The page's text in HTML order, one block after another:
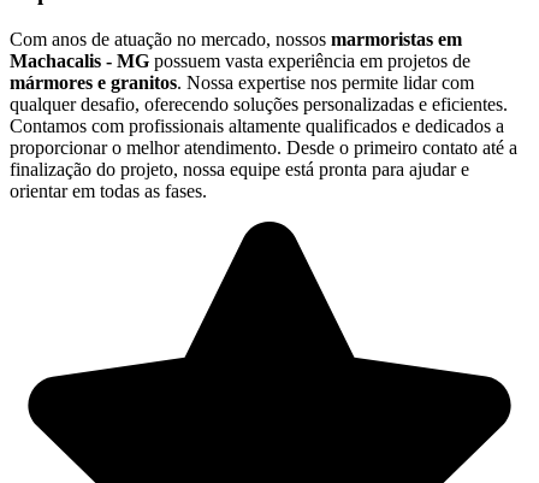
Com anos de atuação no mercado, nossos marmoristas em
Machacalis - MG possuem vasta experiência em projetos de
mármores e granitos. Nossa expertise nos permite lidar com
qualquer desafio, oferecendo soluções personalizadas e eficientes.
Contamos com profissionais altamente qualificados e dedicados a
proporcionar o melhor atendimento. Desde o primeiro contato até a
finalização do projeto, nossa equipe está pronta para ajudar e
orientar em todas as fases.